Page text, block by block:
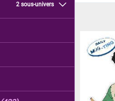
2 sous-univers